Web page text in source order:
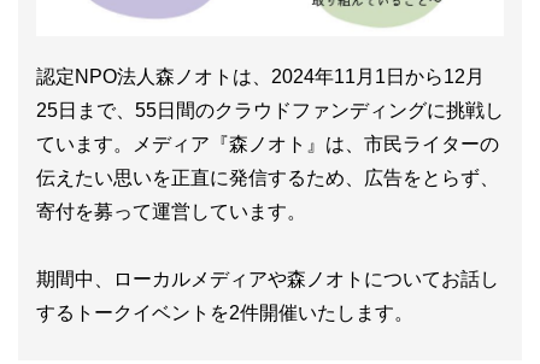
認定NPO法人森ノオトは、2024年11月1日から12月
25日まで、55日間のクラウドファンディングに挑戦し
ています。メディア『森ノオト』は、市民ライターの
伝えたい思いを正直に発信するため、広告をとらず、
寄付を募って運営しています。
期間中、ローカルメディアや森ノオトについてお話し
するトークイベントを2件開催いたします。